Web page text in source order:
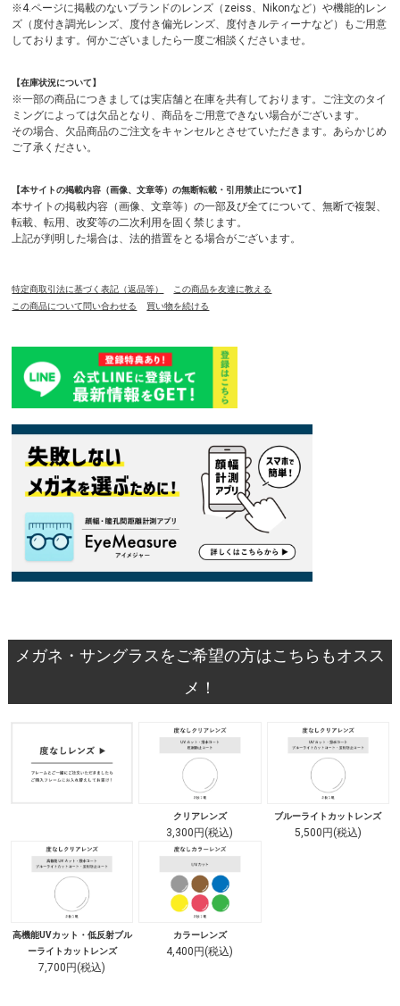
※4.ページに掲載のないブランドのレンズ（zeiss、Nikonなど）や機能的レン
ズ（度付き調光レンズ、度付き偏光レンズ、度付きルティーナなど）もご用意
しております。何かございましたら一度ご相談くださいませ。
【在庫状況について】
※一部の商品につきましては実店舗と在庫を共有しております。ご注文のタイ
ミングによっては欠品となり、商品をご用意できない場合がございます。
その場合、欠品商品のご注文をキャンセルとさせていただきます。あらかじめ
ご了承ください。
【本サイトの掲載内容（画像、文章等）の無断転載・引用禁止について】
本サイトの掲載内容（画像、文章等）の一部及び全てについて、無断で複製、
転載、転用、改変等の二次利用を固く禁じます。
上記が判明した場合は、法的措置をとる場合がございます。
特定商取引法に基づく表記（返品等）
この商品を友達に教える
この商品について問い合わせる
買い物を続ける
メガネ・サングラスをご希望の方はこちらもオスス
メ！
クリアレンズ
3,300円(税込)
ブルーライトカットレンズ
5,500円(税込)
高機能UVカット・低反射ブル
ーライトカットレンズ
7,700円(税込)
カラーレンズ
4,400円(税込)